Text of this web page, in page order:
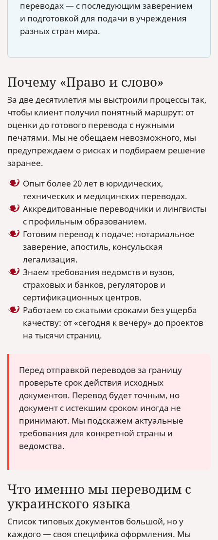
переводах — с последующим заверением
и подготовкой для подачи в учреждения
разных стран мира.
Почему «Право и слово»
За две десятилетия мы выстроили процессы так,
чтобы клиент получил понятный маршрут: от
оценки до готового перевода с нужными
печатями. Мы не обещаем невозможного, мы
предупреждаем о рисках и подбираем решение
заранее.
Опыт более 20 лет в юридических,
технических и медицинских переводах.
Аккредитованные переводчики и лингвисты
с профильным образованием.
Готовим перевод к подаче: нотариальное
заверение, апостиль, консульская
легализация.
Знаем требования ведомств и вузов,
страховых и банков, регуляторов и
сертификационных центров.
Работаем со сжатыми сроками без ущерба
качеству: от «сегодня к вечеру» до проектов
на тысячи страниц.
Перед отправкой переводов за границу
проверьте срок действия исходных
документов. Перевод будет точным, но
документ с истекшим сроком иногда не
принимают. Мы подскажем актуальные
требования для конкретной страны и
ведомства.
Что именно мы переводим с
украинского языка
Список типовых документов большой, но у
каждого — своя специфика оформления. Мы